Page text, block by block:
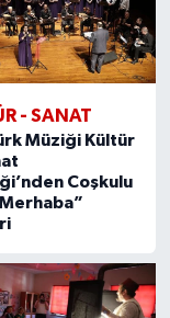
- SANAT
Müziği Kültür
Coşkulu